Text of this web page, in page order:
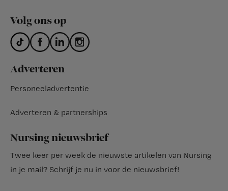
Volg ons op
Adverteren
Personeeladvertentie
Adverteren & partnerships
Nursing nieuwsbrief
Twee keer per week de nieuwste artikelen van Nursing
in je mail? Schrijf je nu in voor de nieuwsbrief!